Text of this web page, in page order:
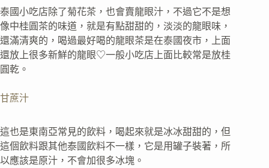
泰國小吃店除了菊花茶，也會賣龍眼汁，不過它不是想
像中桂圓茶的味道，就是有點甜甜的，淡淡的龍眼味，
還滿清爽的，喝過最好喝的龍眼茶是在泰國夜市，上面
還放上很多新鮮的龍眼♡一般小吃店上面比較常是放桂
圓乾。
甘蔗汁
這也是東南亞常見的飲料，喝起來就是冰冰甜甜的，但
這個飲料跟其他泰國飲料不一樣，它是用罐子裝著，所
以應該是原汁，不會加很多冰塊。